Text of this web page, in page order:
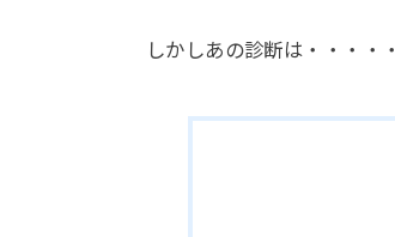
しかしあの診断は・・・・・